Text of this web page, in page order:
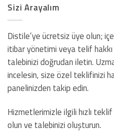
Sizi Arayalım
Distile’ye ücretsiz üye olun;
itibar yönetimi veya telif
talebinizi doğrudan iletin.
incelesin, size özel teklifinizi
panelinizden takip edin.
Hizmetlerimizle ilgili hızlı
olun ve talebinizi oluşturun.